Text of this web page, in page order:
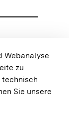
Webanalyse
zu
technisch
Sie unsere